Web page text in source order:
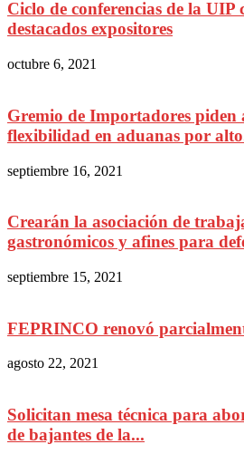
Ciclo de conferencias de la UIP
destacados expositores
octubre 6, 2021
Gremio de Importadores piden
flexibilidad en aduanas por
septiembre 16, 2021
Crearán la asociación de
gastronómicos y afines para
septiembre 15, 2021
FEPRINCO renovó
agosto 22, 2021
Solicitan mesa técnica para
de bajantes de la...